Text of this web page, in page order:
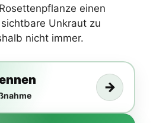
einen
Unkraut zu
nicht immer.
→